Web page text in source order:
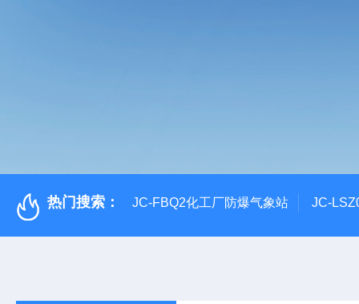
热门搜索： JC-FBQ2化工厂防爆气象站 JC-